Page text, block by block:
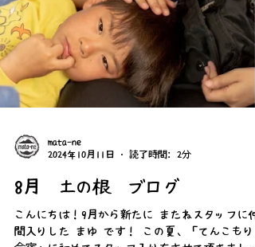
mata-ne
2024年10月11日
読了時間: 2分